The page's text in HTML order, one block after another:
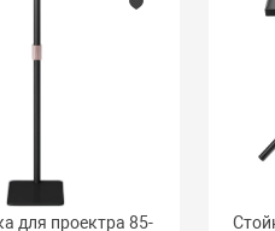
для проектра 85-